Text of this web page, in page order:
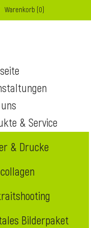
Warenkorb (0)
& Service
& Drucke
Bilderpaket